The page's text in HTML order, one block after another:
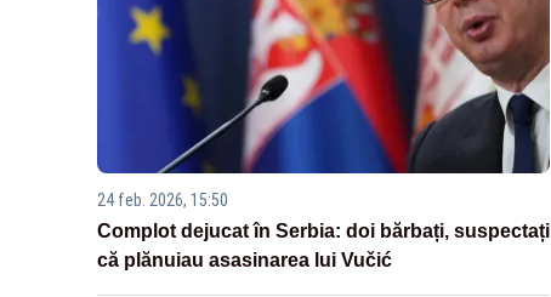
24 feb. 2026, 15:50
Complot dejucat în Serbia: doi bărbați, suspectați
că plănuiau asasinarea lui Vučić